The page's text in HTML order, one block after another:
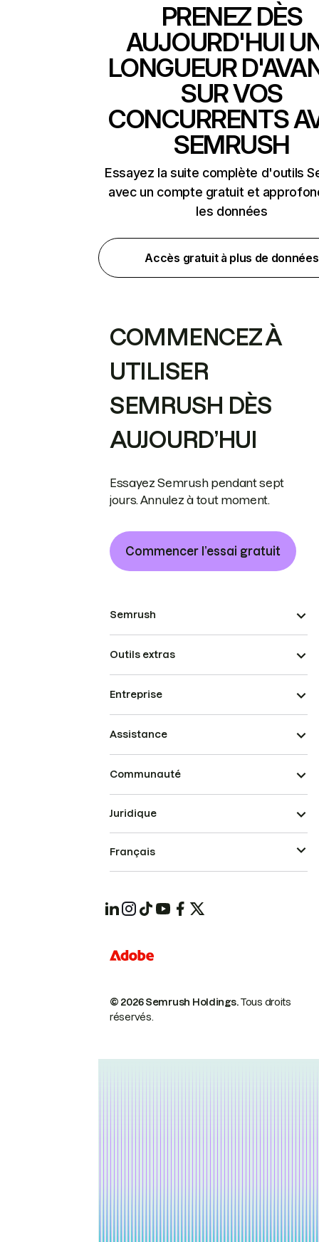
PRENEZ DÈS
AUJOURD'HUI
LONGUEUR
SUR VOS
CONCURRENTS
SEMRUSH
Essayez la suite complète d'outils
avec un compte gratuit et
les données
Accès gratuit à plus de données
COMMENCEZ À
UTILISER
SEMRUSH DÈS
AUJOURD’HUI
Essayez Semrush pendant sept
jours. Annulez à tout moment.
Commencer l’essai gratuit
Semrush
Outils extras
Entreprise
Assistance
Communauté
© 2026 Semrush Holdings.Tous droits
réservés.
Juridique
Français